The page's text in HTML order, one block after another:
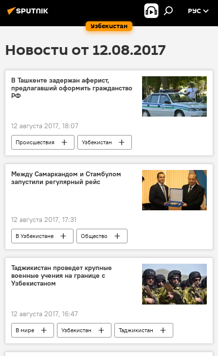
Узбекистан
РУС
Новости от 12.08.2017
В Ташкенте задержан аферист,
предлагавший оформить гражданство
РФ
12 августа 2017, 18:07
Происшествия
Узбекистан
ГУВД Ташкента
гражданство
мошенник
мошенничество
Между Самаркандом и Стамбулом
запустили регулярный рейс
12 августа 2017, 17:31
В Узбекистане
Общество
Узбекистан
Самарканд
Турция
Стамбул
Узбекистон хаво йуллари
рейс
полеты самолет
Таджикистан проведет крупные
военные учения на границе с
Узбекистаном
12 августа 2017, 16:47
В мире Узбекистан
Таджикистан
учения
военные